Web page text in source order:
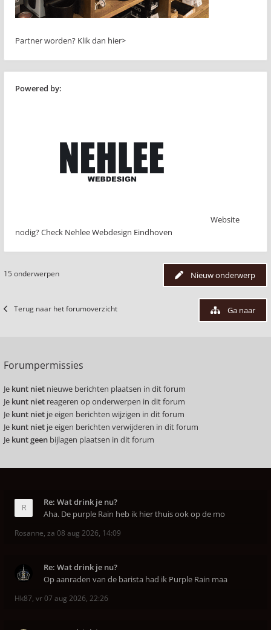
Partner worden? Klik dan hier>
Powered by:
Website
nodig? Check Nehlee Webdesign Eindhoven
Nieuw onderwerp
15 onderwerpen
Terug naar het forumoverzicht Ga naar
Forumpermissies
Je kunt niet nieuwe berichten plaatsen in dit forum
Je kunt niet reageren op onderwerpen in dit forum
Je kunt niet je eigen berichten wijzigen in dit forum
Je kunt niet je eigen berichten verwijderen in dit forum
Je kunt geen bijlagen plaatsen in dit forum
Re: Wat drink je nu?
Aha. De purple Rain heb ik hier thuis ook op de mo
Rosanne, za 08 aug 2026, 14:09
Re: Wat drink je nu?
Op aanraden van de barista had ik Purple Rain maa
Hk87, vr 07 aug 2026, 22:26